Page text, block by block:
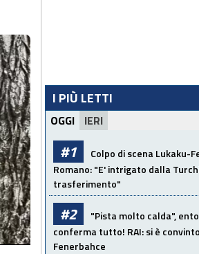
I PIÙ LETTI
OGGI IERI
#1
Colpo di scena Lukaku-
Romano: "E' intrigato dalla
trasferimento"
#2
"Pista molto calda",
conferma tutto! RAI: si è
Fenerbahce